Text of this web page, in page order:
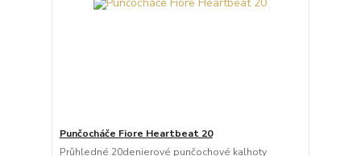
Punčocháče Fiore Heartbeat 20
Průhledné 20denierové punčochové kalhoty